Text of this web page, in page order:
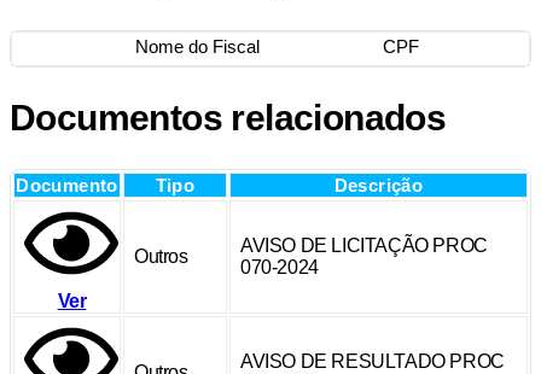
Nome do Fiscal CPF
Documentos relacionados
Documento Tipo Descrição
Ver
Outros
AVISO DE LICITAÇÃO PROC
070-2024
AVISO DE RESULTADO PROC